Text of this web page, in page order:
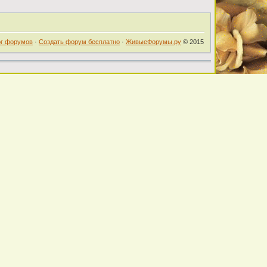
форумов· Создать форум бесплатно· ЖивыеФорумы.ру© 2015